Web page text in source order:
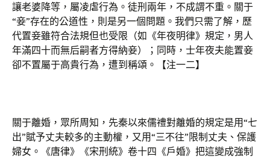
讓老婆降等，屬凌虐行為。徒刑兩年，不成謂不重。關于
“妾”存在的公道性，則是另一個問題。我們只需了解，歷
代置妾雖符合法規但也受限（如《年夜明律》規定，男人
年滿四十而無后嗣者方得納妾）；同時，士年夜夫能置妾
卻不置屬于高貴行為，遭到稱頌。【注一二】
關于離婚，眾所周知，先秦以來儒禮對離婚的規定是用“七
出”賦予丈夫較多的主動權，又用“三不往”限制丈夫、保護
婦女。《唐律》《宋刑統》卷十四《戶婚》把這變成強制